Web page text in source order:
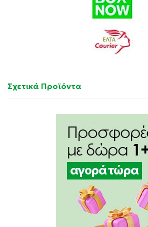
Σχετικά Προϊόντα